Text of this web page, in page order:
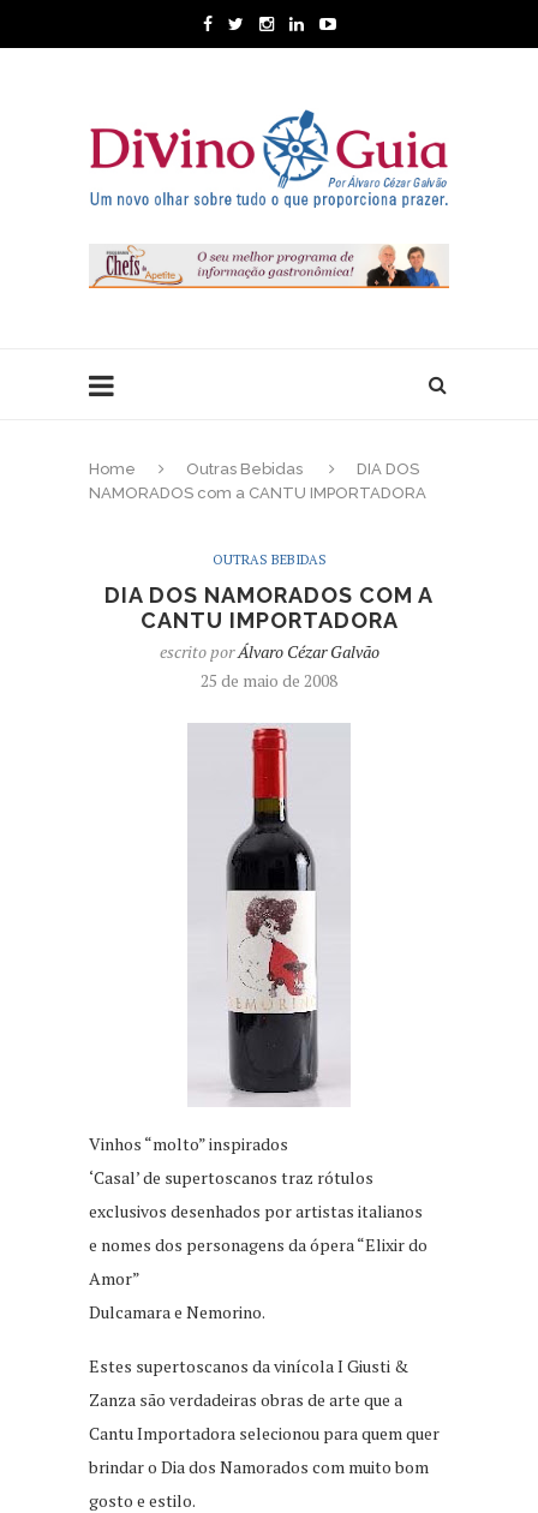
Home Outras Bebidas
DIA DOS
NAMORADOS com a CANTU IMPORTADORA
OUTRAS BEBIDAS
DIA DOS NAMORADOS COM A
CANTU IMPORTADORA
escrito porÁlvaro Cézar Galvão
25 de maio de 2008
Vinhos “molto” inspirados
‘Casal’ de supertoscanos traz rótulos
exclusivos desenhados por artistas italianos
e nomes dos personagens da ópera “Elixir do
Amor”
Dulcamara e Nemorino.
Estes supertoscanos da vinícola I Giusti &
Zanza são verdadeiras obras de arte que a
Cantu Importadora selecionou para quem quer
brindar o Dia dos Namorados com muito bom
gosto e estilo.